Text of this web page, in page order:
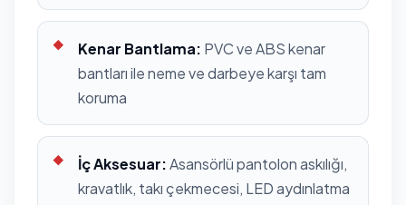
Kenar Bantlama: PVC ve ABS kenar
bantları ile neme ve darbeye karşı tam
koruma
İç Aksesuar:Asansörlü pantolon askılığı,
kravatlık, takı çekmecesi, LED aydınlatma